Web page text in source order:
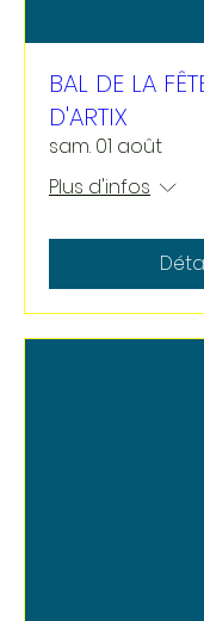
BAL DE LA
D'ARTIX
sam. 01 août
Plus d'infos